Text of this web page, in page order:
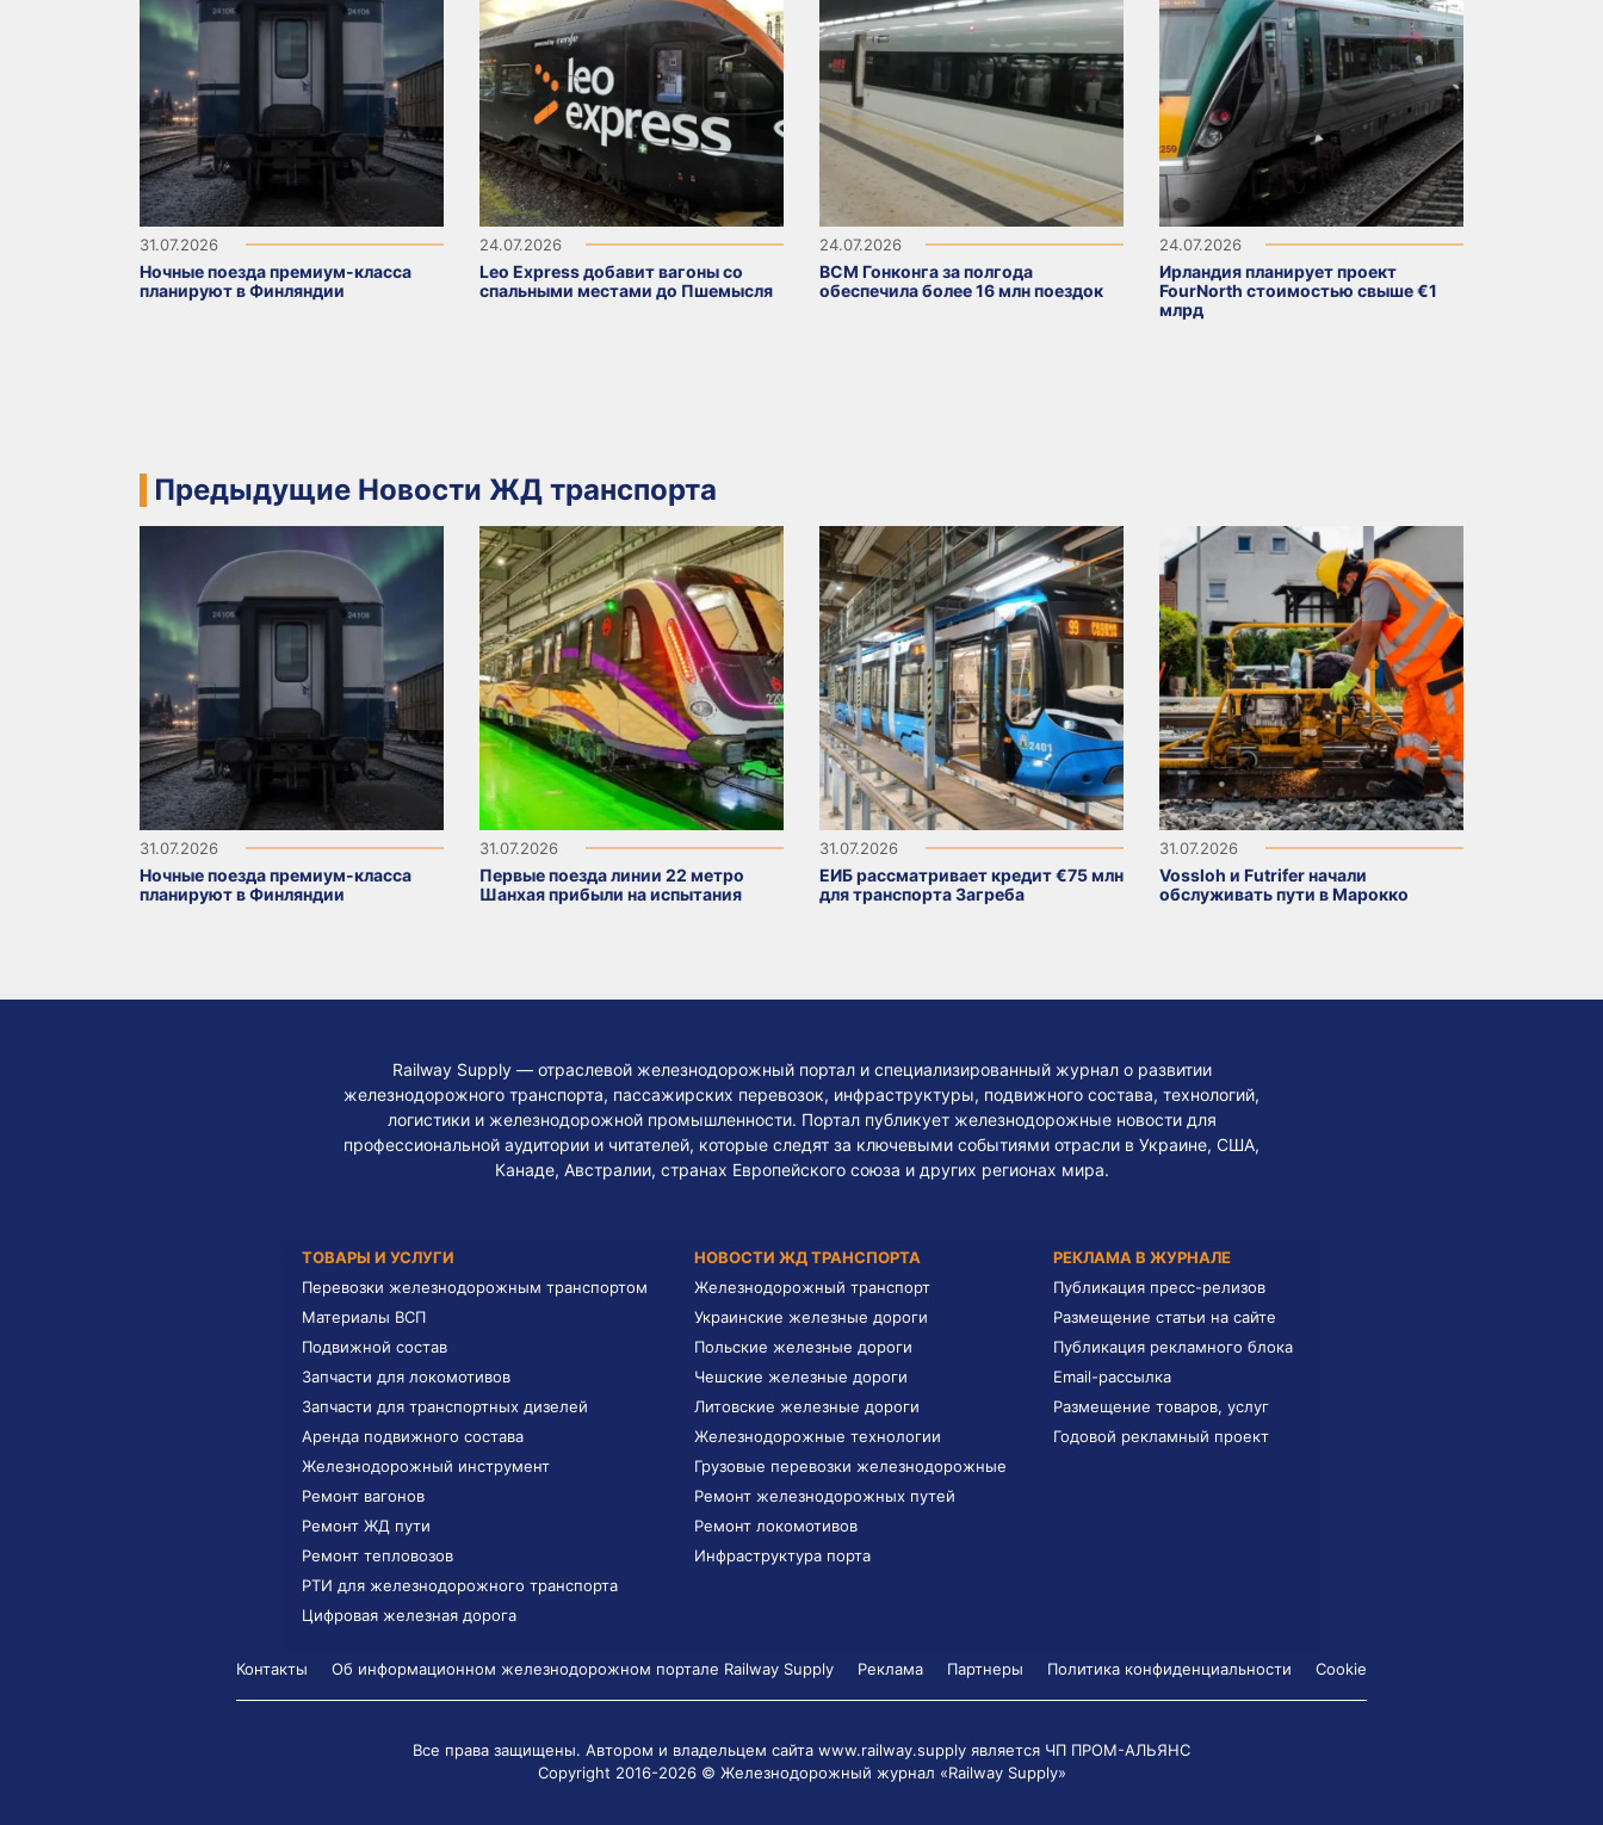
31.07.2026
Ночные поезда премиум-класса
планируют в Финляндии
24.07.2026
Leo Express добавит вагоны со
спальными местами до Пшемысля
24.07.2026
ВСМ Гонконга за полгода
обеспечила более 16 млн поездок
24.07.2026
Ирландия планирует проект
FourNorth стоимостью свыше €1
млрд
Предыдущие Новости ЖД транспорта
31.07.2026
Ночные поезда премиум-класса
планируют в Финляндии
31.07.2026
Первые поезда линии 22 метро
Шанхая прибыли на испытания
31.07.2026
ЕИБ рассматривает кредит €75 млн
для транспорта Загреба
31.07.2026
Vossloh и Futrifer начали
обслуживать пути в Марокко
Railway Supply — отраслевой железнодорожный портал и специализированный журнал о развитии
железнодорожного транспорта, пассажирских перевозок, инфраструктуры, подвижного состава, технологий,
логистики и железнодорожной промышленности. Портал публикует железнодорожные новости для
профессиональной аудитории и читателей, которые следят за ключевыми событиями отрасли в Украине, США,
Канаде, Австралии, странах Европейского союза и других регионах мира.
ТОВАРЫ И УСЛУГИ
Перевозки железнодорожным транспортом
Материалы ВСП
Подвижной состав
Запчасти для локомотивов
Запчасти для транспортных дизелей
Аренда подвижного состава
Железнодорожный инструмент
Ремонт вагонов
Ремонт ЖД пути
Ремонт тепловозов
РТИ для железнодорожного транспорта
Цифровая железная дорога
НОВОСТИ ЖД ТРАНСПОРТА
Железнодорожный транспорт
Украинские железные дороги
Польские железные дороги
Чешские железные дороги
Литовские железные дороги
Железнодорожные технологии
Грузовые перевозки железнодорожные
Ремонт железнодорожных путей
Ремонт локомотивов
Инфраструктура порта
РЕКЛАМА В ЖУРНАЛЕ
Публикация пресс-релизов
Размещение статьи на сайте
Публикация рекламного блока
Email-рассылка
Размещение товаров, услуг
Годовой рекламный проект
Контакты Об информационном железнодорожном портале Railway Supply Реклама Партнеры Политика конфиденциальности Cookie
Все права защищены. Автором и владельцем сайта www.railway.supply является ЧП ПРОМ-АЛЬЯНС
Copyright 2016-2026 © Железнодорожный журнал «Railway Supply»